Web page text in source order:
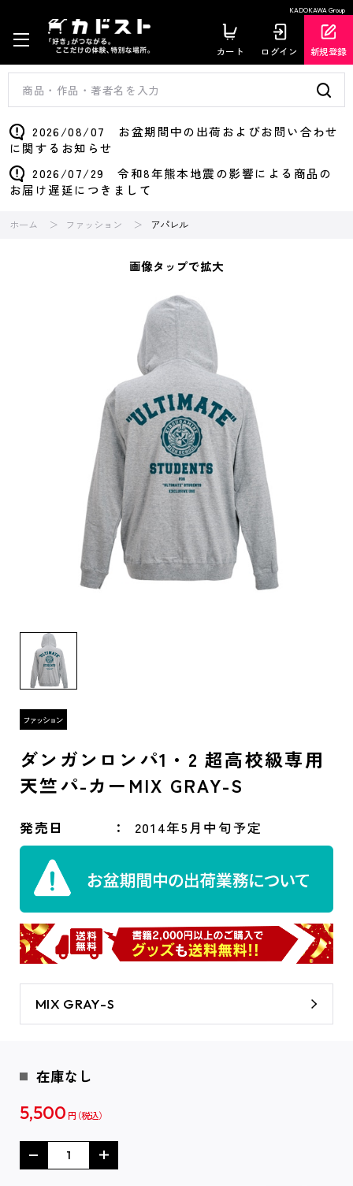
KADOKAWA Group
カート ログイン 新規登録
2026/08/07 お盆期間中の出荷およびお問い合わせ
に関するお知らせ
2026/07/29 令和8年熊本地震の影響による商品の
お届け遅延につきまして
ホーム ファッション アパレル
画像タップで拡大
ダンガンロンパ1・2 超高校級専用
天竺パ-カーMIX GRAY-S
発売日 2014年5月中旬予定
MIX GRAY-S
在庫なし
5,500 円